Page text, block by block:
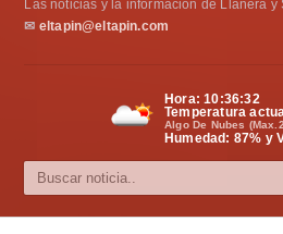
Política
Cultura
Las noticias y la información de Llanera y
✉ eltapin@eltapin.com
Hora:10:36:32
Temperatura
Algo De Nubes
Humedad: 87% y